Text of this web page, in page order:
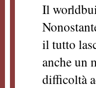
Il
il tutto
anche un
difficoltà